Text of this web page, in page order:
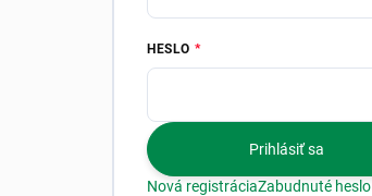
HESLO
Prihlásiť sa
Nová registráciaZabudnuté heslo